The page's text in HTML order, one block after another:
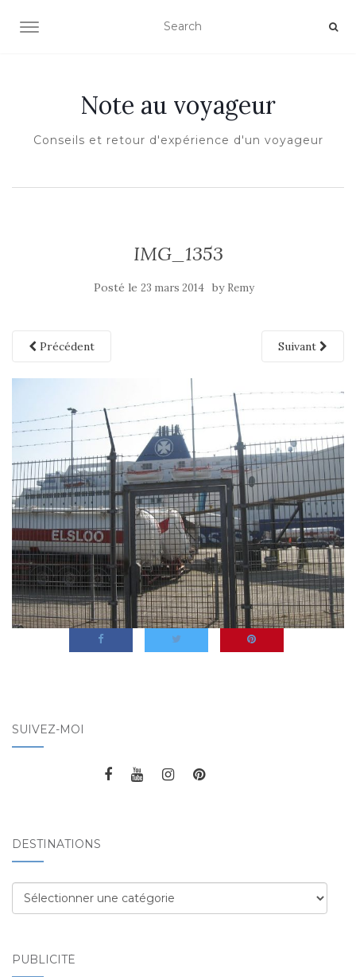
OUVRIR/FERMER LA NAVIGATION
Note au voyageur
Conseils et retour d'expérience d'un voyageur
IMG_1353
Posté le 23 mars 2014 by Remy
Précédent Suivant
SUIVEZ-MOI
DESTINATIONS
Destinations
PUBLICITÉ